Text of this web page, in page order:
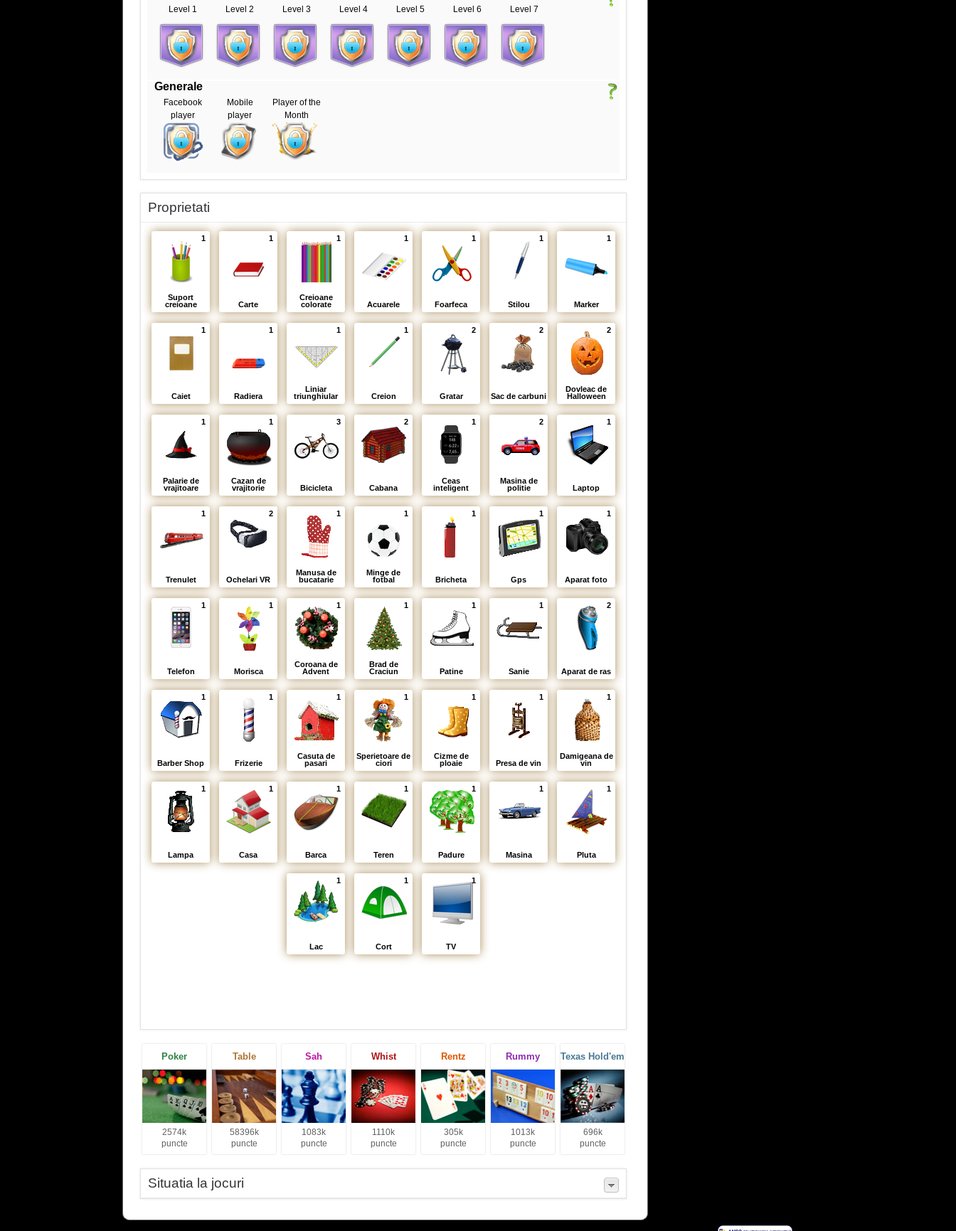
Level 1 Level 2 Level 3 Level 4 Level 5 Level 6 Level 7
Generale
Facebook
player
Mobile
player
Player of the
Month
Proprietati
1
Suport
creioane
1
Carte
1
Creioane
colorate
1
Acuarele
1
Foarfeca
1
Stilou
1
Marker
1
Caiet
1
Radiera
1
Liniar
triunghiular
1
Creion
2
Gratar
2
Sac de carbuni
2
Dovleac de
Halloween
1
Palarie de
vrajitoare
1
Cazan de
vrajitorie
3
Bicicleta
2
Cabana
1
Ceas
inteligent
2
Masina de
politie
1
Laptop
1
Trenulet
2
Ochelari VR
1
Manusa de
bucatarie
1
Minge de
fotbal
1
Bricheta
1
Gps
1
Aparat foto
1
Telefon
1
Morisca
1
Coroana de
Advent
1
Brad de
Craciun
1
Patine
1
Sanie
2
Aparat de ras
1
Barber Shop
1
Frizerie
1
Casuta de
pasari
1
Sperietoare de
ciori
1
Cizme de
ploaie
1
Presa de vin
1
Damigeana de
vin
1
Lampa
1
Casa
1
Barca
1
Teren
1
Padure
1
Masina
1
Pluta
1
Lac
1
Cort
1
TV
Poker
2574k
puncte
Table
58396k
puncte
Sah
1083k
puncte
Whist
1110k
puncte
Rentz
305k
puncte
Rummy
1013k
puncte
Texas Hold'em
696k
puncte
Situatia la jocuri